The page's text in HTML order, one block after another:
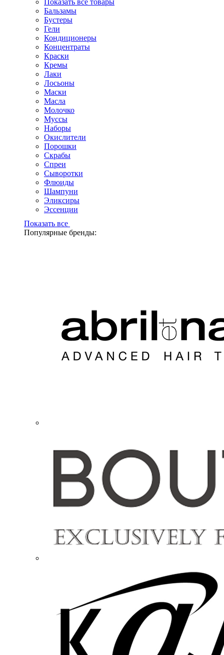
Показать все товары
Бальзамы
Бустеры
Гели
Кондиционеры
Концентраты
Краски
Кремы
Лаки
Лосьоны
Маски
Масла
Молочко
Муссы
Наборы
Окислители
Порошки
Скрабы
Спреи
Сыворотки
Флюиды
Шампуни
Эликсиры
Эссенции
Показать все
Популярные бренды: